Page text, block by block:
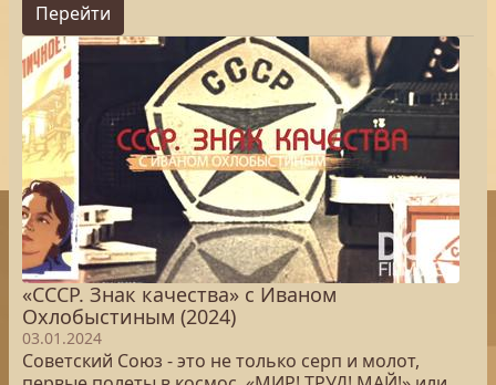
Перейти
«СССР. Знак качества» с Иваном
Охлобыстиным (2024)
03.01.2024
Советский Союз - это не только серп и молот,